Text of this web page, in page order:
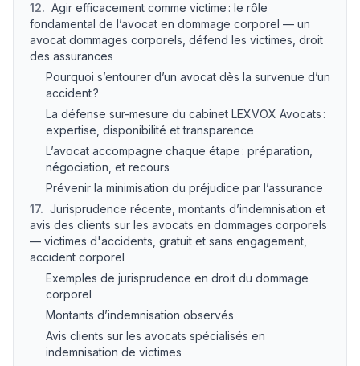
12. Agir efficacement comme victime : le rôle
fondamental de l’avocat en dommage corporel — un
avocat dommages corporels, défend les victimes, droit
des assurances
Pourquoi s’entourer d’un avocat dès la survenue d’un
accident ?
La défense sur-mesure du cabinet LEXVOX Avocats :
expertise, disponibilité et transparence
L’avocat accompagne chaque étape : préparation,
négociation, et recours
Prévenir la minimisation du préjudice par l’assurance
17. Jurisprudence récente, montants d’indemnisation et
avis des clients sur les avocats en dommages corporels
— victimes d'accidents, gratuit et sans engagement,
accident corporel
Exemples de jurisprudence en droit du dommage
corporel
Montants d’indemnisation observés
Avis clients sur les avocats spécialisés en
indemnisation de victimes